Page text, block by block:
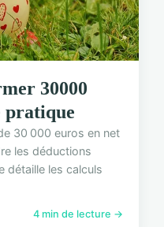
30000
pratique
30 000 euros en net
les déductions
détaille les calculs
4 min de lecture →